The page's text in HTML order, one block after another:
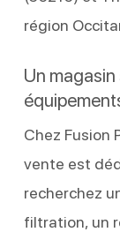
région
Un
Chez Fusion
vente est
recherchez
filtration, un